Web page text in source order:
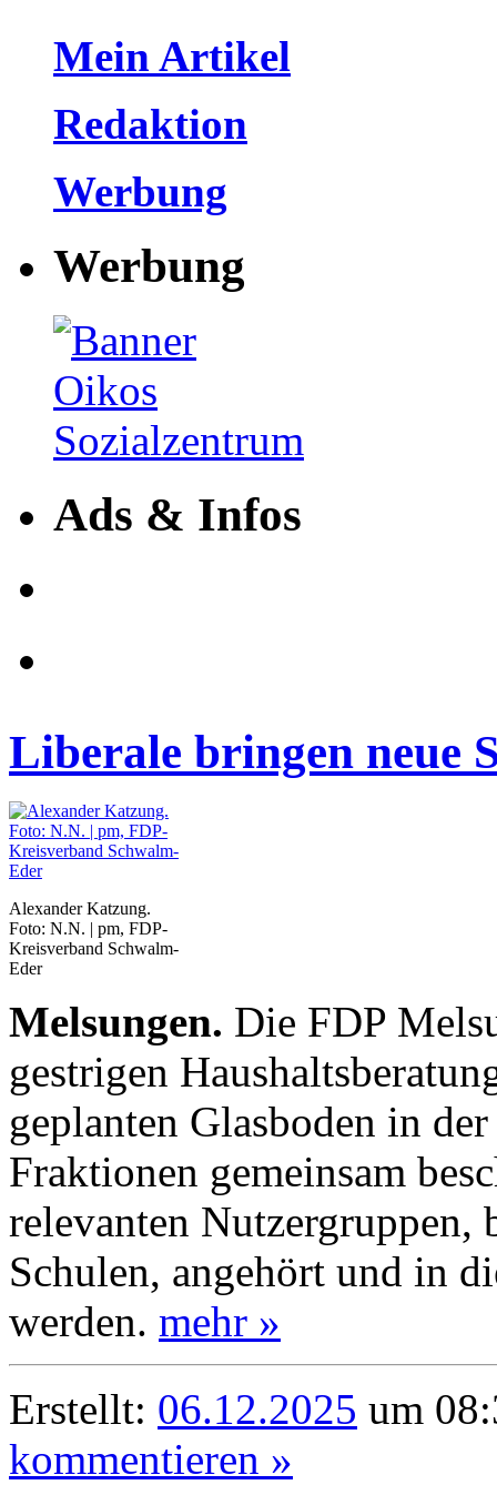
Mein Artikel
Redaktion
Werbung
Werbung
Ads & Infos
Liberale bringen neue
Alexander Katzung.
Foto: N.N. | pm, FDP-
Kreisverband Schwalm-
Eder
Melsungen. Die FDP
gestrigen
geplanten Glasboden in
Fraktionen gemeinsam
relevanten Nutzergruppen,
Schulen, angehört und in
werden. mehr »
Erstellt: 06.12.2025 um
kommentieren »